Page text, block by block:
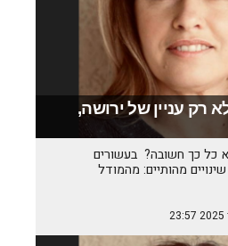
רק עניין של ירושה,
כל כך חשובה? בעשורים
מהותיים: מהמודל